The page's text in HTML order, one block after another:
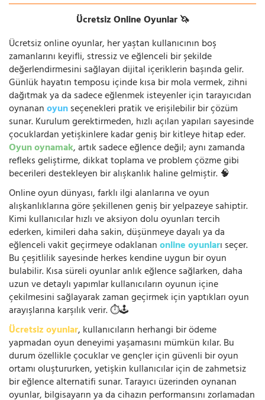
Ücretsiz Online Oyunlar 🦄
Ücretsiz online oyunlar, her yaştan kullanıcının boş
zamanlarını keyifli, stressiz ve eğlenceli bir şekilde
değerlendirmesini sağlayan dijital içeriklerin başında gelir.
Günlük hayatın temposu içinde kısa bir mola vermek, zihni
dağıtmak ya da sadece eğlenmek isteyenler için tarayıcıdan
oynananoyunseçenekleri pratik ve erişilebilir bir çözüm
sunar. Kurulum gerektirmeden, hızlı açılan yapıları sayesinde
çocuklardan yetişkinlere kadar geniş bir kitleye hitap eder.
Oyun oynamak, artık sadece eğlence değil; aynı zamanda
refleks geliştirme, dikkat toplama ve problem çözme gibi
becerileri destekleyen bir alışkanlık haline gelmiştir. 🧠
Online oyun dünyası, farklı ilgi alanlarına ve oyun
alışkanlıklarına göre şekillenen geniş bir yelpazeye sahiptir.
Kimi kullanıcılar hızlı ve aksiyon dolu oyunları tercih
ederken, kimileri daha sakin, düşünmeye dayalı ya da
eğlenceli vakit geçirmeye odaklananonline oyunları seçer.
Bu çeşitlilik sayesinde herkes kendine uygun bir oyun
bulabilir. Kısa süreli oyunlar anlık eğlence sağlarken, daha
uzun ve detaylı yapımlar kullanıcıların oyunun içine
çekilmesini sağlayarak zaman geçirmek için yaptıkları oyun
arayışlarına karşılık verir. ⏱️🕹️
Ücretsiz oyunlar, kullanıcıların herhangi bir ödeme
yapmadan oyun deneyimi yaşamasını mümkün kılar. Bu
durum özellikle çocuklar ve gençler için güvenli bir oyun
ortamı oluştururken, yetişkin kullanıcılar için de zahmetsiz
bir eğlence alternatifi sunar. Tarayıcı üzerinden oynanan
oyunlar, bilgisayarın ya da cihazın performansını zorlamadan